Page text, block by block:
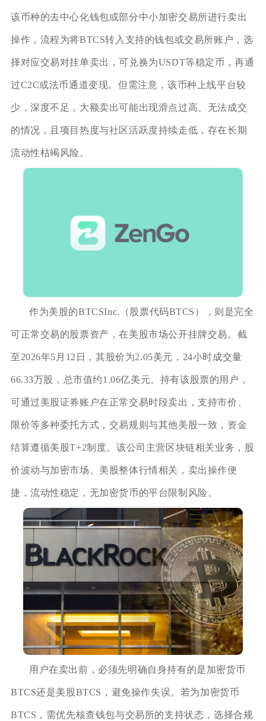
该币种的去中心化钱包或部分中小加密交易所进行卖出
操作，流程为将BTCS转入支持的钱包或交易所账户，选
择对应交易对挂单卖出，可兑换为USDT等稳定币，再通
过C2C或法币通道变现。但需注意，该币种上线平台较
少，深度不足，大额卖出可能出现滑点过高、无法成交
的情况，且项目热度与社区活跃度持续走低，存在长期
流动性枯竭风险。
作为美股的BTCSInc.（股票代码BTCS），则是完全
可正常交易的股票资产，在美股市场公开挂牌交易。截
至2026年5月12日，其股价为2.05美元，24小时成交量
66.33万股，总市值约1.06亿美元。持有该股票的用户，
可通过美股证券账户在正常交易时段卖出，支持市价、
限价等多种委托方式，交易规则与其他美股一致，资金
结算遵循美股T+2制度。该公司主营区块链相关业务，股
价波动与加密市场、美股整体行情相关，卖出操作便
捷，流动性稳定，无加密货币的平台限制风险。
用户在卖出前，必须先明确自身持有的是加密货币
BTCS还是美股BTCS，避免操作失误。若为加密货币
BTCS，需优先核查钱包与交易所的支持状态，选择合规